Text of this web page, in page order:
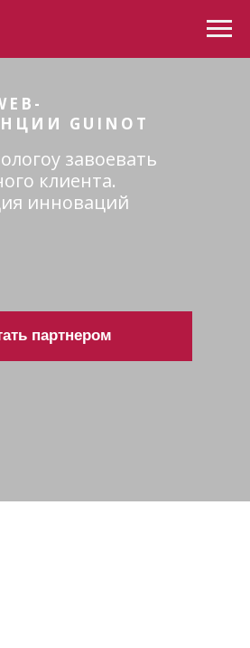
GUINOT
завоевать
клиента.
инноваций
партнером